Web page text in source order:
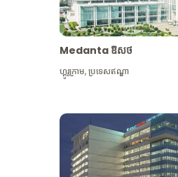
Medanta ឱសថ
ហ្គូរូក្រាម,ប្រទេសឥណ្ឌា